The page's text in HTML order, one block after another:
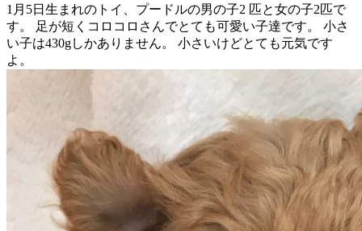
1月5日生まれのトイ、プードルの男の子2 匹と女の子2匹で
す。 足が短くコロコロさんでとても可愛い子達です。 小さ
い子は430gしかありません。 小さいけどとても元気です
よ。